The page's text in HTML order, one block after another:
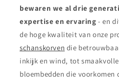
bewaren we al drie
expertise en ervaring- en
de hoge kwaliteit van onze
schanskorven die
inkijk en wind, tot
bloembedden die voorkomen